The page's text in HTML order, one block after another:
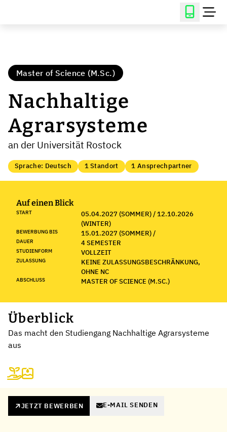
Master of Science (M.Sc.)
Nachhaltige
Agrarsysteme
an der Universität Rostock
Sprache: Deutsch 1 Standort 1 Ansprechpartner
Auf einen Blick
START
05.04.2027 (SOMMER) / 12.10.2026
(WINTER)
BEWERBUNG BIS 15.01.2027 (SOMMER) /
DAUER 4 SEMESTER
STUDIENFORM VOLLZEIT
ZULASSUNG
KEINE ZULASSUNGSBESCHRÄNKUNG,
OHNE NC
ABSCHLUSS MASTER OF SCIENCE (M.SC.)
Überblick
Das macht den Studiengang Nachhaltige Agrarsysteme
aus
JETZT BEWERBEN E-MAIL SENDEN